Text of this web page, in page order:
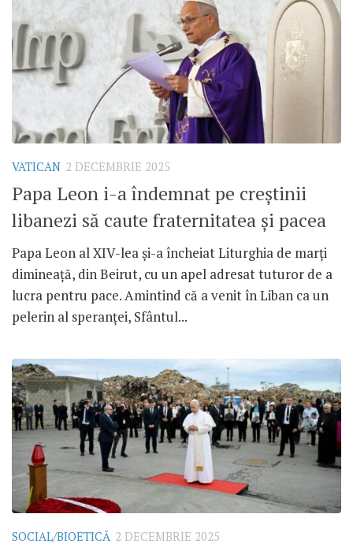
VATICAN 2 DECEMBRIE 2025
Papa Leon i-a îndemnat pe creștinii
libanezi să caute fraternitatea și pacea
Papa Leon al XIV-lea și-a încheiat Liturghia de marți
dimineață, din Beirut, cu un apel adresat tuturor de a
lucra pentru pace. Amintind că a venit în Liban ca un
pelerin al speranței, Sfântul...
SOCIAL/BIOETICĂ 2 DECEMBRIE 2025